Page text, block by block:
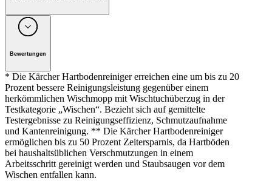
Unternehmen: Alfred Kärcher GmbH, Maculangasse 4, A-
1220 Wien
Bewertungen
* Die Kärcher Hartbodenreiniger erreichen eine um bis zu 20
Prozent bessere Reinigungsleistung gegenüber einem
herkömmlichen Wischmopp mit Wischtuchüberzug in der
Testkategorie „Wischen“. Bezieht sich auf gemittelte
Testergebnisse zu Reinigungseffizienz, Schmutzaufnahme
und Kantenreinigung. ** Die Kärcher Hartbodenreiniger
ermöglichen bis zu 50 Prozent Zeitersparnis, da Hartböden
bei haushaltsüblichen Verschmutzungen in einem
Arbeitsschritt gereinigt werden und Staubsaugen vor dem
Wischen entfallen kann.